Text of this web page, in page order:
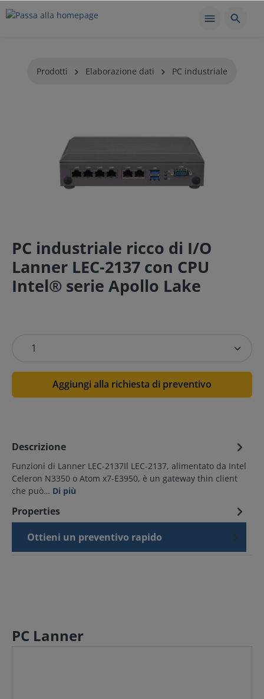
Prodotti Elaborazione dati PC industriale
PC industriale ricco di I/O
Lanner LEC-2137 con CPU
Intel® serie Apollo Lake
Aggiungi alla richiesta di preventivo
Descrizione
Funzioni di Lanner LEC-2137Il LEC-2137, alimentato da Intel
Celeron N3350 o Atom x7-E3950, è un gateway thin client
che può… Di più
Properties
Ottieni un preventivo rapido
PC Lanner